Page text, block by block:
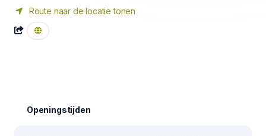
Route naar de locatie tonen
Openingstijden